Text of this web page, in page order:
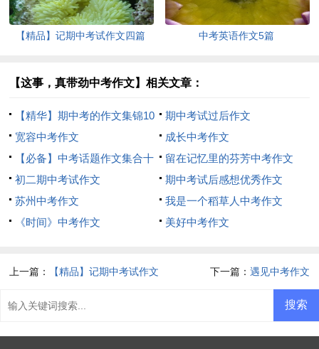
【精品】记期中考试作文四篇 中考英语作文5篇
【这事，真带劲中考作文】相关文章：
【精华】期中考的作文集锦10
篇
期中考试过后作文
宽容中考作文
成长中考作文
【必备】中考话题作文集合十
篇
留在记忆里的芬芳中考作文
初二期中考试作文
期中考试后感想优秀作文
苏州中考作文
我是一个稻草人中考作文
《时间》中考作文
美好中考作文
上一篇：
【精品】记期中考试作文
下一篇： 遇见中考作文